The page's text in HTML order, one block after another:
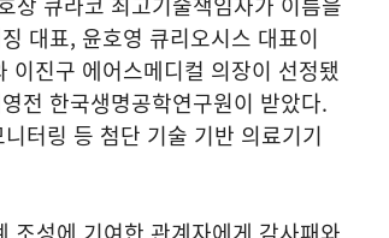
대표, 윤호영 큐리오시스 대표이
진구 에어스메디컬 의장이 선정됐
전 한국생명공학연구원이 받았다.
터링 등 첨단 기술 기반 의료기기